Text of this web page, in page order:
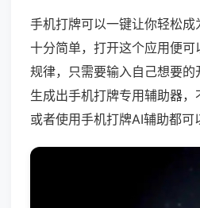
手机打牌可以一键让你轻松成
十分简单，打开这个应用便
规律，只需要输入自己想要
生成出手机打牌专用辅助器
或者使用手机打牌AI辅助都可